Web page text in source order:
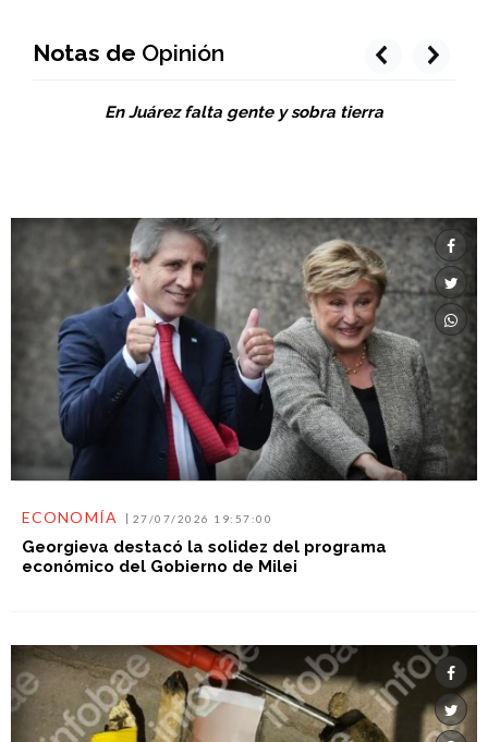
Notas de Opinión
En Juárez falta gente y sobra tierra
prev next
ECONOMÍA 27/07/2026 19:57:00
Georgieva destacó la solidez del programa
económico del Gobierno de Milei